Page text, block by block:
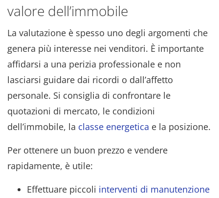
valore dell’immobile
La valutazione è spesso uno degli argomenti che
genera più interesse nei venditori. È importante
affidarsi a una perizia professionale e non
lasciarsi guidare dai ricordi o dall’affetto
personale. Si consiglia di confrontare le
quotazioni di mercato, le condizioni
dell’immobile, la classe energetica e la posizione.
Per ottenere un buon prezzo e vendere
rapidamente, è utile:
Effettuare piccoli interventi di manutenzione